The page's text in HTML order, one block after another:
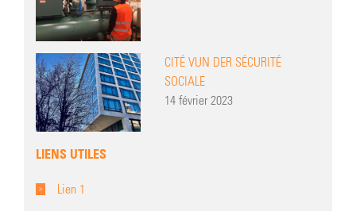
CITÉ VUN DER SÉCURITÉ
SOCIALE
14 février 2023
LIENS UTILES
Lien 1